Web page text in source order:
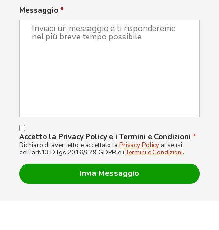
Messaggio *
Accetto la Privacy Policy e i Termini e Condizioni *
Dichiaro di aver letto e accettato la Privacy Policy ai sensi
dell'art.13 D.lgs 2016/679 GDPR e iTermini e Condizioni.